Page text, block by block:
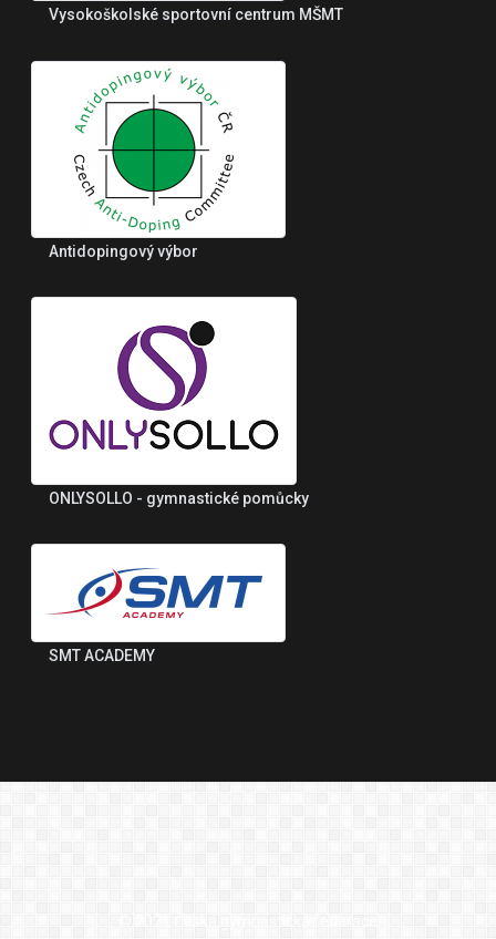
Vysokoškolské sportovní centrum MŠMT
Antidopingový výbor
ONLYSOLLO - gymnastické pomůcky
SMT ACADEMY